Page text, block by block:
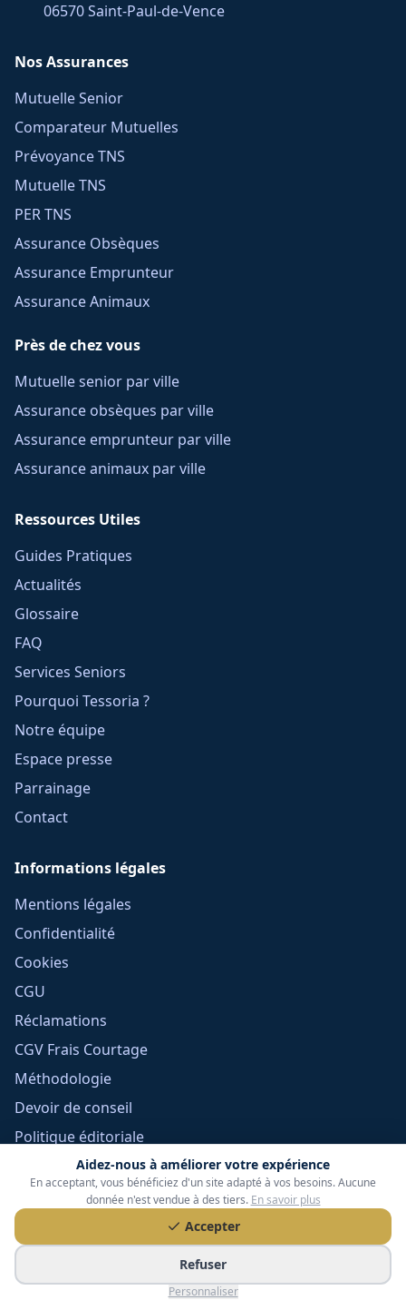
Aidez-nous à améliorer votre expérience
En acceptant, vous bénéficiez d'un site adapté à vos besoins. Aucune
donnée n'est vendue à des tiers. En savoir plus
Accepter
Refuser
Personnaliser
06570 Saint-Paul-de-Vence
Nos Assurances
Mutuelle Senior
Comparateur Mutuelles
Prévoyance TNS
Mutuelle TNS
PER TNS
Assurance Obsèques
Assurance Emprunteur
Assurance Animaux
Près de chez vous
Mutuelle senior par ville
Assurance obsèques par ville
Assurance emprunteur par ville
Assurance animaux par ville
Ressources Utiles
Guides Pratiques
Actualités
Glossaire
FAQ
Services Seniors
Pourquoi Tessoria ?
Notre équipe
Espace presse
Parrainage
Contact
Informations légales
Mentions légales
Confidentialité
Cookies
CGU
Réclamations
CGV Frais Courtage
Méthodologie
Devoir de conseil
Politique éditoriale
Gérer mes cookies